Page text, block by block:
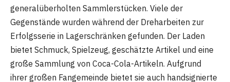
generalüberholten Sammlerstücken. Viele der
Gegenstände wurden während der Dreharbeiten zur
Erfolgsserie in Lagerschränken gefunden. Der Laden
bietet Schmuck, Spielzeug, geschätzte Artikel und eine
große Sammlung von Coca-Cola-Artikeln. Aufgrund
ihrer großen Fangemeinde bietet sie auch handsignierte